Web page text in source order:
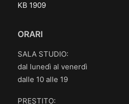
KB 1909
ORARI
SALA STUDIO:
dal lunedì al venerdì
dalle 10 alle 19
PRESTITO: